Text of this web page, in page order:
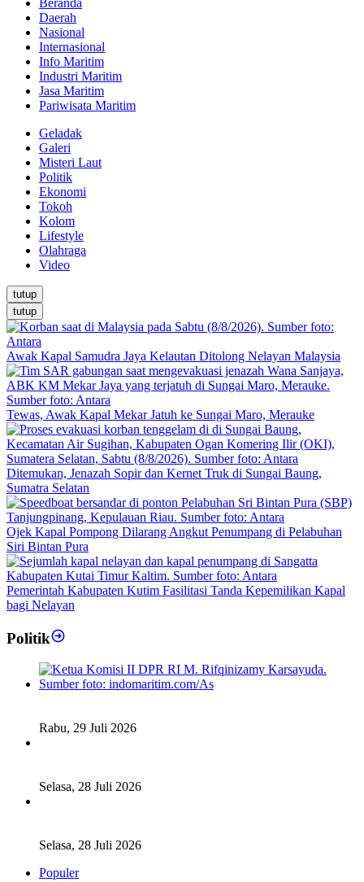
Beranda
Daerah
Nasional
Internasional
Info Maritim
Industri Maritim
Jasa Maritim
Pariwisata Maritim
Geladak
Galeri
Misteri Laut
Politik
Ekonomi
Tokoh
Kolom
Lifestyle
Olahraga
Video
tutup
tutup
Awak Kapal Samudra Jaya Kelautan Ditolong Nelayan Malaysia
Tewas, Awak Kapal Mekar Jatuh ke Sungai Maro, Merauke
Ditemukan, Jenazah Sopir dan Kernet Truk di Sungai Baung,
Sumatra Selatan
Ojek Kapal Pompong Dilarang Angkut Penumpang di Pelabuhan
Siri Bintan Pura
Pemerintah Kabupaten Kutim Fasilitasi Tanda Kepemilikan Kapal
bagi Nelayan
Politik
Rabu, 29 Juli 2026
Selasa, 28 Juli 2026
Selasa, 28 Juli 2026
Populer